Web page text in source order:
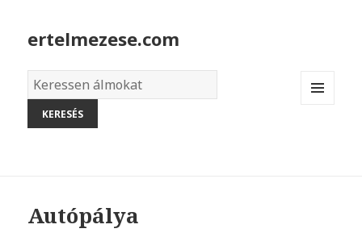
ertelmezese.com
Álmok
szótára
Autópálya